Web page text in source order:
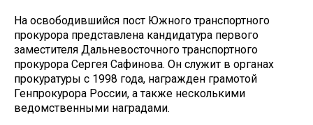
На освободившийся пост Южного транспортного
прокурора представлена кандидатура первого
заместителя Дальневосточного транспортного
прокурора Сергея Сафинова. Он служит в органах
прокуратуры с 1998 года, награжден грамотой
Генпрокурора России, а также несколькими
ведомственными наградами.